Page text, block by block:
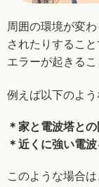
周囲の環境が変
されたり すること
エラーが起きる
例えば以下のよう
＊家と電波塔と
＊近くに強い電
このような場合